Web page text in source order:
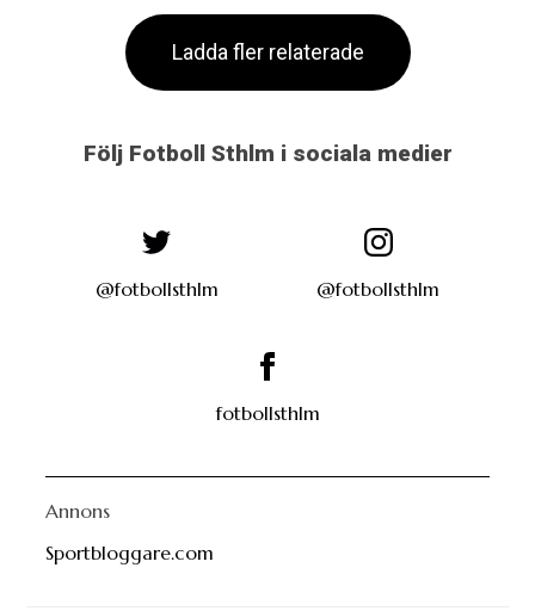
Ladda fler relaterade
Följ Fotboll Sthlm i sociala medier
@fotbollsthlm @fotbollsthlm
fotbollsthlm
Annons
Sportbloggare.com